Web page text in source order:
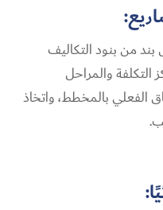
بند من بنود التكاليف
والمراحل
الفعلي بالمخطط، واتخاذ